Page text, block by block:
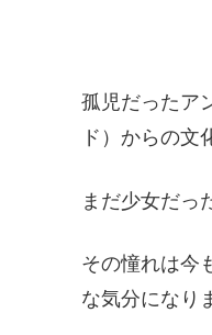
孤児だったア
ド）からの文
まだ少女だっ
その憧れは今
な気分になり